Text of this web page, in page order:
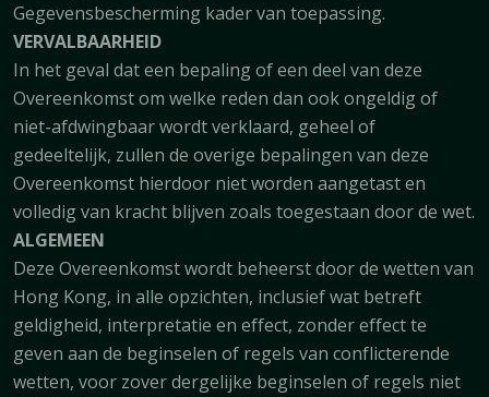
Gegevensbescherming kader van toepassing.
VERVALBAARHEID
In het geval dat een bepaling of een deel van deze
Overeenkomst om welke reden dan ook ongeldig of
niet-afdwingbaar wordt verklaard, geheel of
gedeeltelijk, zullen de overige bepalingen van deze
Overeenkomst hierdoor niet worden aangetast en
volledig van kracht blijven zoals toegestaan door de wet.
ALGEMEEN
Deze Overeenkomst wordt beheerst door de wetten van
Hong Kong, in alle opzichten, inclusief wat betreft
geldigheid, interpretatie en effect, zonder effect te
geven aan de beginselen of regels van conflicterende
wetten, voor zover dergelijke beginselen of regels niet